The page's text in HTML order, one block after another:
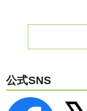
公式SNS